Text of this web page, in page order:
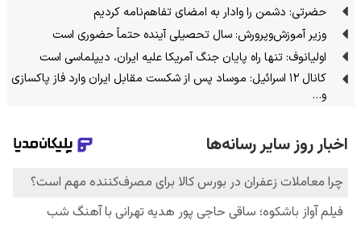
حضرتی: دشمن را وادار به امضای تفاهم‌نامه کردیم
وزیر آموزش‌وپرورش: سال تحصیلی آینده حتماً حضوری است
اولیانوف: تنها راه پایان جنگ آمریکا علیه ایران، دیپلماسی است
کانال ۱۲ اسرائیل: موساد پس از شکست مقابل ایران وارد فاز پاکسازی
و…